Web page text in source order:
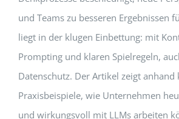
und Teams zu besseren Ergebnissen
liegt in der klugen Einbettung: mit
Prompting und klaren Spielregeln,
Datenschutz. Der Artikel zeigt
Praxisbeispiele, wie Unternehmen
und wirkungsvoll mit LLMs arbeiten